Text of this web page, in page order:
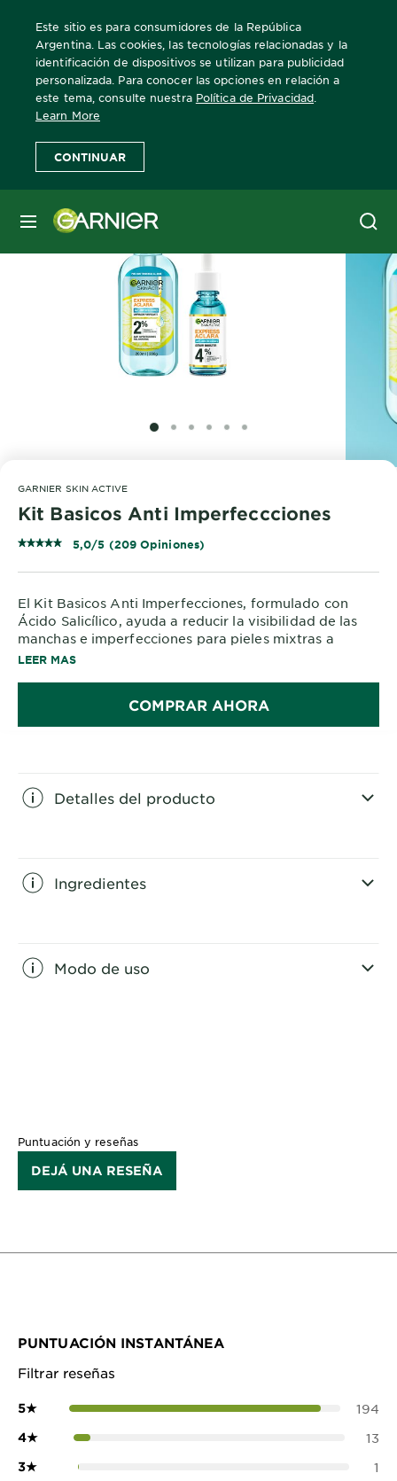
Este sitio es para consumidores de la República
Argentina. Las cookies, las tecnologías relacionadas y la
identificación de dispositivos se utilizan para publicidad
personalizada. Para conocer las opciones en relación a
este tema, consulte nuestra Política de Privacidad
Learn More
CONTINUAR
MENÚ
Home Skin Active Anti imperfecciones
SLIDE 1
SLIDE 2
SLIDE 3
SLIDE 4
SLIDE 5
SLIDE 6
GARNIER SKIN ACTIVE
Kit Basicos Anti Imperfeccciones
5,0/5 (209 Opiniones)
El Kit Basicos Anti Imperfecciones, formulado con
Ácido Salicílico, ayuda a reducir la visibilidad de las
manchas e imperfecciones para pieles mixtras a
grasas. Contiene dos pasos escenciales para tu rutina:
LEER MAS
COMPRAR AHORA
Detalles del producto
Ingredientes
Modo de uso
Puntuación y reseñas
DEJÁ UNA RESEÑA
PUNTUACIÓN INSTANTÁNEA
Filtrar reseñas
5★ 194
4★ 13
3★ 1